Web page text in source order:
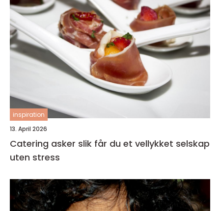
inspiration
13. April 2026
Catering asker slik får du et vellykket selskap
uten stress